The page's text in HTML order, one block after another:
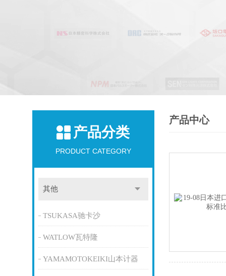
产品分类
PRODUCT CATEGORY
其他
TSUKASA驰卡沙
WATLOW瓦特隆
YAMAMOTOKEIKI山本计器
产品中心